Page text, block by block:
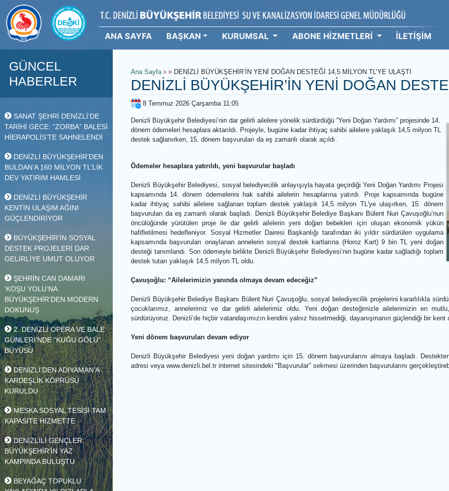
ANA SAYFA BAŞKAN KURUMSAL ABONE HİZMETLERİ
GÜNCEL
HABERLER
SANAT ŞEHRİ DENİZLİ’DE
TARİHİ GECE: “ZORBA” BALESİ
HİERAPOLİS’TE SAHNELENDİ
DENİZLİ BÜYÜKŞEHİR’DEN
DEV YATIRIM HAMLESİ
DENİZLİ BÜYÜKŞEHİR
GÜÇLENDİRİYOR
BÜYÜKŞEHİR’İN SOSYAL
DESTEK PROJELERİ DAR
GELİRLİYE UMUT OLUYOR
ŞEHRİN CAN DAMARI
‘KOŞU YOLU’NA
BÜYÜKŞEHİR’DEN MODERN
DOKUNUŞ
2. DENİZLİ OPERA VE BALE
GÜNLERİ’NDE “KUĞU GÖLÜ”
BÜYÜSÜ
DENİZLİ’DEN ADIYAMAN’A
KARDEŞLİK KÖPRÜSÜ
KURULDU
MESKA SOSYAL TESİSİ TAM
KAPASİTE HİZMETTE
DENİZLİLİ GENÇLER
Ana Sayfa DENİZLİ BÜYÜKŞEHİR’İN YENİ DOĞAN DESTEĞİ 14,5 MİLYON TL’YE
DENİZLİ BÜYÜKŞEHİR’İN YENİ
Denizli Büyükşehir Belediyesi’nin dar gelirli ailelere yönelik sürdürdüğü “Yeni Doğan Yardımı”
dönem ödemeleri hesaplara aktarıldı. Projeyle, bugüne kadar ihtiyaç sahibi ailelere yaklaşık
Ödemeler hesaplara yatırıldı, yeni başvurular başladı
Denizli Büyükşehir Belediyesi, sosyal belediyecilik anlayışıyla hayata geçirdiği Yeni Doğan
kapsamında 14. dönem ödemelerini hak sahibi ailelerin hesaplarına yatırdı. Proje
kadar ihtiyaç sahibi ailelere sağlanan toplam destek yaklaşık 14,5 milyon TL'ye
başvuruları da eş zamanlı olarak başladı. Denizli Büyükşehir Belediye Başkanı Bülent Nuri
öncülüğünde yürütülen proje ile dar gelirli ailelerin yeni doğan bebekleri için oluşan
hafifletilmesi hedefleniyor. Sosyal Hizmetler Dairesi Başkanlığı tarafından iki yıldır
desteği tanımlandı. Son ödemeyle birlikte Denizli Büyükşehir Belediyesi’nin bugüne kadar
Çavuşoğlu: “Ailelerimizin yanında olmaya devam edeceğiz”
çocuklarımız, annelerimiz ve dar gelirli ailelerimiz oldu. Yeni doğan desteğimizle
sürdürüyoruz. Denizli’de hiçbir vatandaşımızın kendini yalnız hissetmediği, dayanışmanın